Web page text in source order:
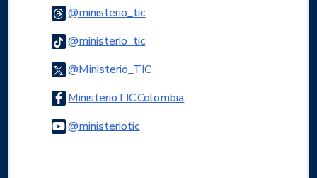
@ministerio_ticLogo Threads
@ministerio_ticLogo Tiktok
@Ministerio_TICLogo Twitter
MinisterioTIC.ColombiaLogo Facebook
@ministerioticLogo Youtube